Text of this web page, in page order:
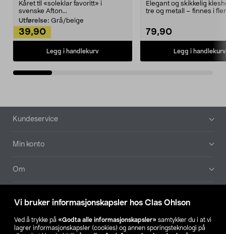
Vi bruker informasjonskapsler hos Clas Ohlson
Ved å trykke på «Godta alle informasjonskapsler» samtykker du i at vi
lagrer informasjonskapsler (cookies) og annen sporingsteknologi på
Kåret til «soleklar favoritt» i
svenske Afton...
Utførelse: Grå/beige
39,90
Legg i handlekurv
Elegant og skikkelig
tre og metall – finnes i
79,90
Legg i handlekurv
Bunntekst
Kundeservice
Min konto
Om
Våre selskaper